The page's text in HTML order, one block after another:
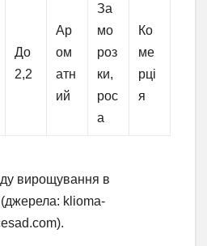
До
2,2
Ар
ом
атн
ий
За
мо
роз
ки,
рос
а
Ко
ме
рці
я
вирощування в
(джерела: klioma-